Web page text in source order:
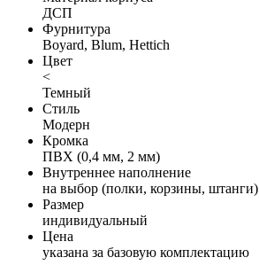
ДСП
Фурнитура
Boyard, Blum, Hettich
Цвет
<
Темный
Стиль
Модерн
Кромка
ПВХ (0,4 мм, 2 мм)
Внутреннее наполнение
на выбор (полки, корзины, штанги)
Размер
индивидуальный
Цена
указана за базовую комплектацию